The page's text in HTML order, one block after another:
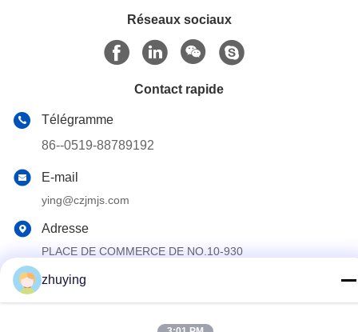
Réseaux sociaux
Contact rapide
Télégramme
86--0519-88789192
E-mail
ying@czjmjs.com
Adresse
PLACE DE COMMERCE DE NO.10-930
DE CHANGZHOU DE SECTEUR DE ZHONGLOU
Politique de confidentialité|
zhuying